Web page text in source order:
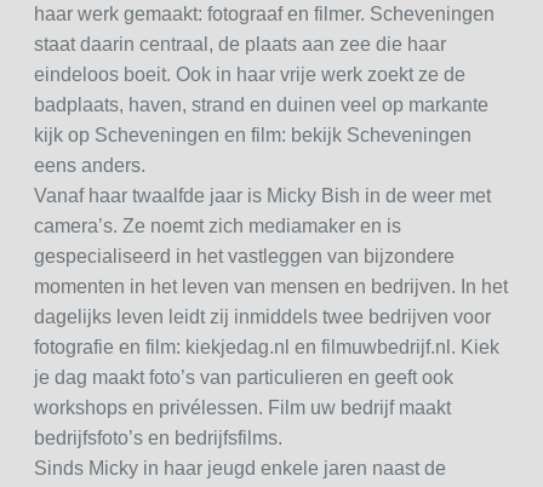
haar werk gemaakt: fotograaf en filmer. Scheveningen
staat daarin centraal, de plaats aan zee die haar
eindeloos boeit. Ook in haar vrije werk zoekt ze de
badplaats, haven, strand en duinen veel op markante
kijk op Scheveningen en film: bekijk Scheveningen
eens anders.
Vanaf haar twaalfde jaar is Micky Bish in de weer met
camera’s. Ze noemt zich mediamaker en is
gespecialiseerd in het vastleggen van bijzondere
momenten in het leven van mensen en bedrijven. In het
dagelijks leven leidt zij inmiddels twee bedrijven voor
fotografie en film: kiekjedag.nl en filmuwbedrijf.nl. Kiek
je dag maakt foto’s van particulieren en geeft ook
workshops en privélessen. Film uw bedrijf maakt
bedrijfsfoto’s en bedrijfsfilms.
Sinds Micky in haar jeugd enkele jaren naast de